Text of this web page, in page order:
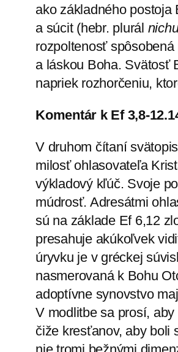
ako základného
a súcit (hebr. plurál
rozpoltenosť
a láskou Boha. Svätosť
napriek rozhorčeniu,
Komentár k Ef 3,8-
V druhom čítaní
milosť ohlasovateľa
výkladový kľúč. Svoje
múdrosť. Adresátmi
sú na základe Ef 6,12
presahuje akúkoľvek
úryvku je v gréckej
nasmerovaná k Bohu
adoptívne synovstvo
V modlitbe sa prosí,
čiže kresťanov, aby boli